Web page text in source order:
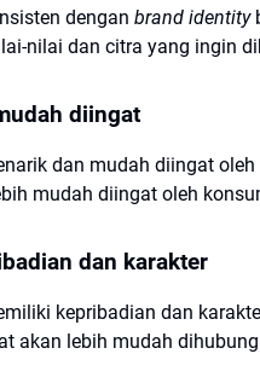
dengan brand identity
nilai dan citra yang ingin
diingat
dan mudah diingat
mudah diingat oleh
dan karakter
kepribadian dan
akan lebih mudah